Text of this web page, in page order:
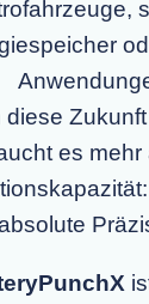
diese
es mehr